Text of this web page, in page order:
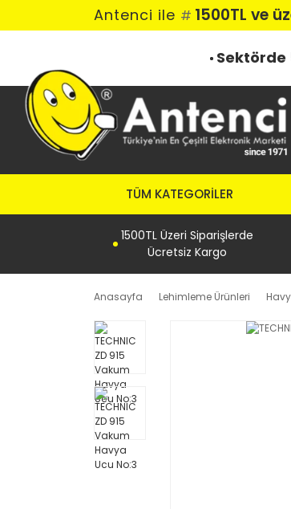
Antenci ile # 1500TL ve
Sektörde
TÜM KATEGORILER
1500TL Üzeri Siparişlerde
Ücretsiz Kargo
Anasayfa Lehimleme Ürünleri